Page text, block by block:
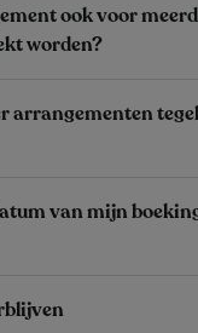
ook voor
worden?
arrangementen
van mijn